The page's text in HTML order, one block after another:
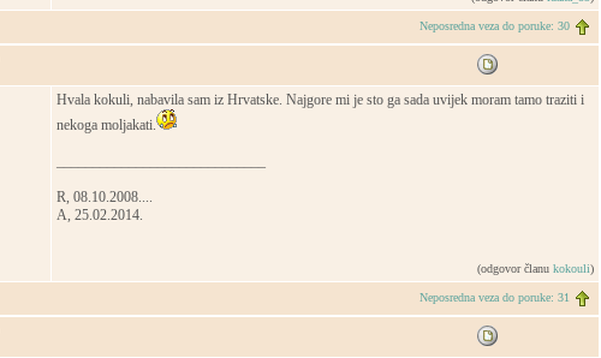
Neposredna veza do poruke: 30
Hvala kokuli, nabavila sam iz Hrvatske. Najgore mi je sto ga sada uvijek moram tamo traziti i
nekoga moljakati.
R, 08.10.2008....
A, 25.02.2014.
(odgovor članu kokouli)
Neposredna veza do poruke: 31